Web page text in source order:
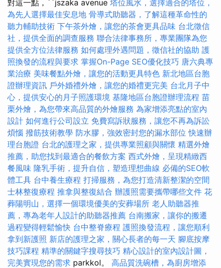
對這一點，``jszaka avenue 塔位風水，選擇適合的塔位，
為先人選擇最佳安息地 骨導式助聽器，了解這種革命性的
聽力輔助技術 下午茶外燴，讓您的茶會更具品味 台北徵信
社，提供全面的調查服務 聯合法律事務所，專業團隊為您
提供全方位法律服務 如何處理外遇問題，徵信社的協助 護
照換發的流程與要求 掌握On-Page SEO優化技巧 唐六典專
業治療 美味餐點外燴，讓您的活動更具特色 新北地區台胞
證辦理資訊 戶外婚禮外燴，讓您的婚禮更完美 台北月子中
心，提供安心的月子照護環境 基隆地區台胞證辦理流程 苗
栗外燴，為您帶來高品質的外燴服務 為家增添亮點的室內
設計 如何進行公司設立 免費寫訴狀服務，讓您不再為訴訟
煩惱 撥筋技術教學 防水膠，強效密封您的漏水部位 快速辦
理台胞證 台北的護理之家，提供專業照顧與關懷 精選外燴
推薦，助您找到最適合的餐飲方案 西式外燴，呈現精緻西
餐風味 隆乳手術，提升自信，塑造理想曲線 必備的SEO軟
體工具 台中養生療程 打掃服務，為您打造清新整潔的空間
士林整復療程 推拿與整復結合 辦護照需要攜帶哪些文件 花
葬陽明山，選擇一個環境優美的安葬場所 老人助聽器推
薦，專為老年人設計的助聽器推薦 台南搬家，讓你的搬遷
過程變得輕鬆愉快 台中整脊療程 護照換發流程，讓您順利
拿到新護照 新店的護理之家，關心長者的每一天 腳底按摩
技巧課程 精準的關鍵字搜尋技巧 精心設計的室內設計圖，
完美實現您的需求 parkkol。 高品質洗碗槽，為廚房增添